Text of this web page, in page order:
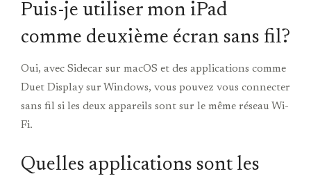
Puis-je utiliser mon iPad
comme deuxième écran sans fil?
Oui, avec Sidecar sur macOS et des applications comme
Duet Display sur Windows, vous pouvez vous connecter
sans fil si les deux appareils sont sur le même réseau Wi-
Fi.
Quelles applications sont les